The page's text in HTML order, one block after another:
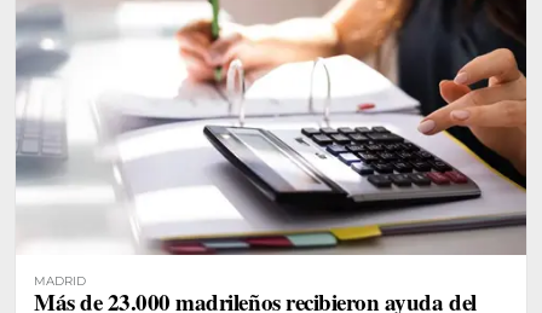
MADRID
Más de 23.000 madrileños recibieron ayuda del